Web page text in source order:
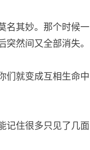
名其妙。那个时候一
然间又全部消失。
们就变成互相生命中
记住很多只见了几面